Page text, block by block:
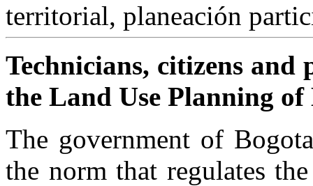
territorial, planeación
Technicians, citizens and
the Land Use Planning of
The government of
the norm that regulates